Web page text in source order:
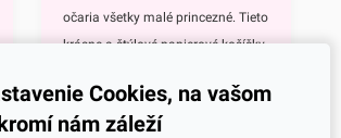
očaria všetky malé princezné. Tieto
krásne a štýlové papierové košíčky
príprave muffinov, cupcakekov ale
aj rôznych iných sladkých
1,00 € s DPH
Cookies, na vašom
nám záleží